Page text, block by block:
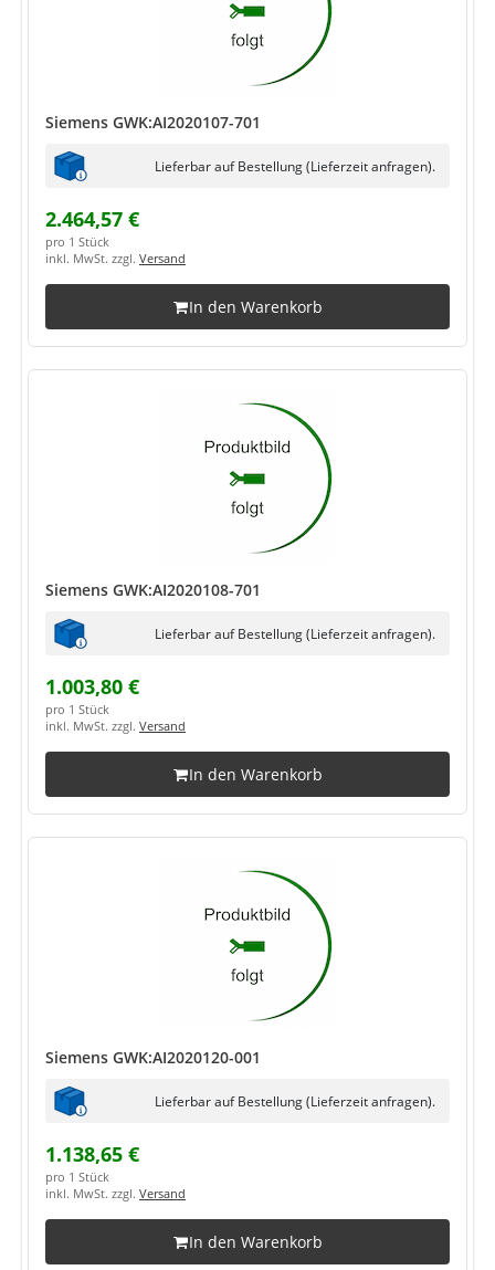
Siemens GWK:AI2020107-701
Lieferbar auf Bestellung (Lieferzeit anfragen).
2.464,57 €
pro 1 Stück
inkl. MwSt. zzgl. Versand
In den Warenkorb
Siemens GWK:AI2020108-701
Lieferbar auf Bestellung (Lieferzeit anfragen).
1.003,80 €
pro 1 Stück
inkl. MwSt. zzgl. Versand
In den Warenkorb
Siemens GWK:AI2020120-001
Lieferbar auf Bestellung (Lieferzeit anfragen).
1.138,65 €
pro 1 Stück
inkl. MwSt. zzgl. Versand
In den Warenkorb